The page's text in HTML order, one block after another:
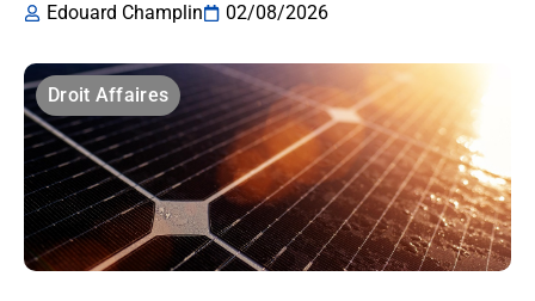
Edouard Champlin
02/08/2026
Droit Affaires